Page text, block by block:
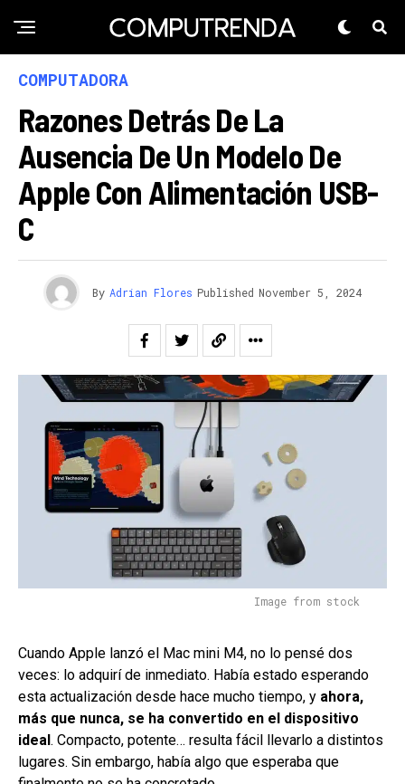
COMPUTADORA
Razones Detrás De La
Ausencia De Un Modelo De
Apple Con Alimentación USB-
C
By Adrian Flores Published November 5, 2024
Image from stock
Cuando Apple lanzó el Mac mini M4, no lo pensé dos
veces: lo adquirí de inmediato. Había estado esperando
esta actualización desde hace mucho tiempo, y ahora,
más que nunca, se ha convertido en el dispositivo
ideal. Compacto, potente… resulta fácil llevarlo a distintos
lugares. Sin embargo, había algo que esperaba que